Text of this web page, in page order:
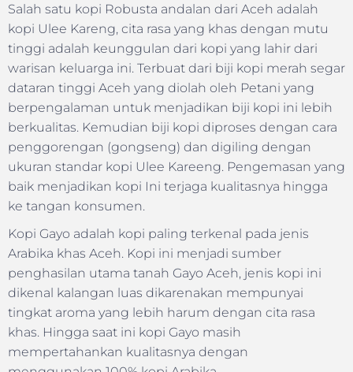
Salah satu kopi Robusta andalan dari Aceh adalah
kopi Ulee Kareng, cita rasa yang khas dengan mutu
tinggi adalah keunggulan dari kopi yang lahir dari
warisan keluarga ini. Terbuat dari biji kopi merah segar
dataran tinggi Aceh yang diolah oleh Petani yang
berpengalaman untuk menjadikan biji kopi ini lebih
berkualitas. Kemudian biji kopi diproses dengan cara
penggorengan (gongseng) dan digiling dengan
ukuran standar kopi Ulee Kareeng. Pengemasan yang
baik menjadikan kopi Ini terjaga kualitasnya hingga
ke tangan konsumen.
Kopi Gayo adalah kopi paling terkenal pada jenis
Arabika khas Aceh. Kopi ini menjadi sumber
penghasilan utama tanah Gayo Aceh, jenis kopi ini
dikenal kalangan luas dikarenakan mempunyai
tingkat aroma yang lebih harum dengan cita rasa
khas. Hingga saat ini kopi Gayo masih
mempertahankan kualitasnya dengan